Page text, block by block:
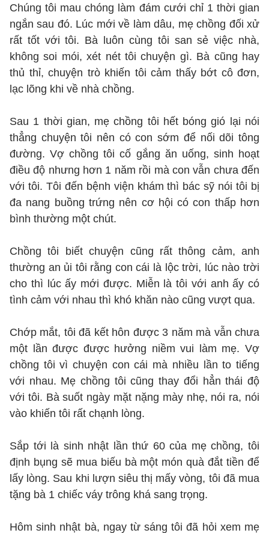
Chúng tôi mau chóng làm đám cưới chỉ 1 thời gian
ngắn sau đó. Lúc mới về làm dâu, mẹ chồng đối xử
rất tốt với tôi. Bà luôn cùng tôi san sẻ việc nhà,
không soi mói, xét nét tôi chuyện gì. Bà cũng hay
thủ thỉ, chuyện trò khiến tôi cảm thấy bớt cô đơn,
lạc lõng khi về nhà chồng.
Sau 1 thời gian, mẹ chồng tôi hết bóng gió lại nói
thẳng chuyện tôi nên có con sớm để nối dõi tông
đường. Vợ chồng tôi cố gắng ăn uống, sinh hoạt
điều độ nhưng hơn 1 năm rồi mà con vẫn chưa đến
với tôi. Tôi đến bệnh viện khám thì bác sỹ nói tôi bị
đa nang buồng trứng nên cơ hội có con thấp hơn
bình thường một chút.
Chồng tôi biết chuyện cũng rất thông cảm, anh
thường an ủi tôi rằng con cái là lộc trời, lúc nào trời
cho thì lúc ấy mới được. Miễn là tôi với anh ấy có
tình cảm với nhau thì khó khăn nào cũng vượt qua.
Chớp mắt, tôi đã kết hôn được 3 năm mà vẫn chưa
một lần được được hưởng niềm vui làm mẹ. Vợ
chồng tôi vì chuyện con cái mà nhiều lần to tiếng
với nhau. Mẹ chồng tôi cũng thay đổi hẳn thái độ
với tôi. Bà suốt ngày mặt nặng mày nhẹ, nói ra, nói
vào khiến tôi rất chạnh lòng.
Sắp tới là sinh nhật lần thứ 60 của mẹ chồng, tôi
định bụng sẽ mua biếu bà một món quà đắt tiền để
lấy lòng. Sau khi lượn siêu thị mấy vòng, tôi đã mua
tặng bà 1 chiếc váy trông khá sang trọng.
Hôm sinh nhật bà, ngay từ sáng tôi đã hỏi xem mẹ